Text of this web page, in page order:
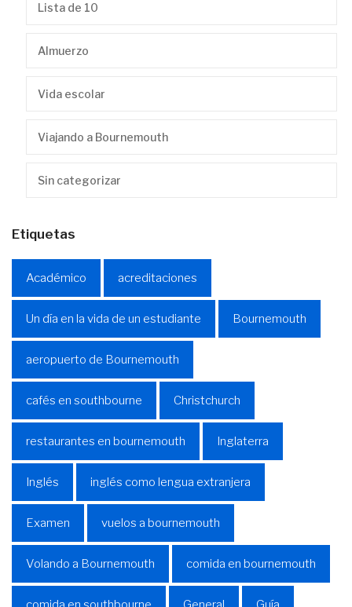
Lista de 10
Almuerzo
Vida escolar
Viajando a Bournemouth
Sin categorizar
Etiquetas
Académico acreditaciones
Un día en la vida de un estudiante Bournemouth
aeropuerto de Bournemouth
cafés en southbourne Christchurch
restaurantes en bournemouth Inglaterra
Inglés inglés como lengua extranjera
Examen vuelos a bournemouth
Volando a Bournemouth comida en bournemouth